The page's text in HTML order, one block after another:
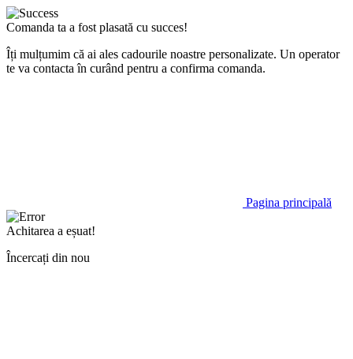
Comanda ta a fost plasată cu succes!
Îți mulțumim că ai ales cadourile noastre personalizate. Un operator
te va contacta în curând pentru a confirma comanda.
Pagina principală
Achitarea a eșuat!
Încercați din nou